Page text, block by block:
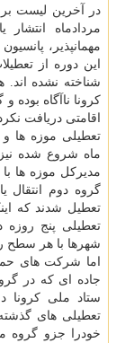
مردادماه
مهمانپذیر،
این دوره از
شناخته نشده اند.
کرونا ناآگاه بوده
اقامتی دریافت
تعطیلی موزه ها
ماه شروع شده
مدیرکل موزه ها
تعطیل شدند که
تعطیلی پنج
شهرها با هر سطح
اما شرکت های
جاده ای که در
ستاد ملی کرونا
تعطیلی های
خودرا جزو گروه